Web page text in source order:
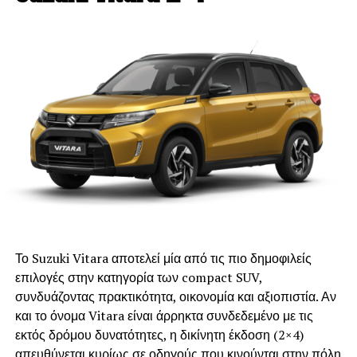
Το χαμηλό βάρος ευθύνεται σε μεγάλο βαθμό και για την
πάρα πολύ χαμηλή κατανάλωση του Ignis. Σε αστικό
περιβάλλον αρκείται ακόμη και σε 4,5 λίτρα αμόλυβδης
ανά 100 χιλιόμετρα. Εντυπωσιακότατο επίτευγμα σε
πραγματικές συνθήκες, καθώς το νούμερο των 4,9 λίτρων
/ 100 χλμ είναι αυτό που ανακοινώνει το εργοστάσιο σε
μικτές συνθήκες. Οι εκπομπές ρύπων βρίσκονται στα 110
γραμμάρια διοξειδίου του άνθρακα ανά χιλιόμετρο και οι
πωλήσεων και after sales με την υπογραφή της Italian
Το T03 είναι διαθέσιμο σε λευκό, πράσινο, γκρι και μπλε
χρώμα χωρίς χρέωση, ενώ το επίπεδο εξοπλισμού είναι
τουλάχιστον εντυπωσιακό. Μεταξύ πολλών άλλων
υπάρχουν γυάλινη ηλιοροφή με διαγώνιο 42” και
ηλεκτρικό σκίαστρο, κάμερα οπισθοπορείας και πίσω
αισθητήρες παρκαρίσματος, σύστημα infotainment με
online πλοήγηση και οθόνη αφής 10,1”. Κορυφαίος για
πακέτο 10 συστημάτων υποβοήθησης του οδηγού που
περιλαμβάνει μέχρι ανίχνευση τυφλού σημείου και
προειδοποίηση για ασφαλές άνοιγμα των θυρών.
Ιδιαίτερα σύγχρονη είναι και η εφαρμογή Leapmotor app
που επιτρέπει απομακρυσμένο έλεγχο λειτουργιών καθώς
Το Suzuki Vitara αποτελεί μία από τις πιο δημοφιλείς
επιλογές στην κατηγορία των compact SUV,
συνδυάζοντας πρακτικότητα, οικονομία και αξιοπιστία. Αν
και το όνομα Vitara είναι άρρηκτα συνδεδεμένο με τις
εκτός δρόμου δυνατότητες, η δικίνητη έκδοση (2×4)